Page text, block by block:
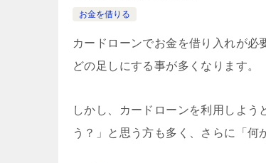
お金を借りる
カードローンでお金を借り入れが
どの足しにする事が多くなります。
しかし、カードローンを利用しよ
う？」と思う方も多く、さらに「何